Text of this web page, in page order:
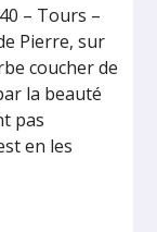
– Tours –
Pierre, sur
coucher de
la beauté
pas
en les